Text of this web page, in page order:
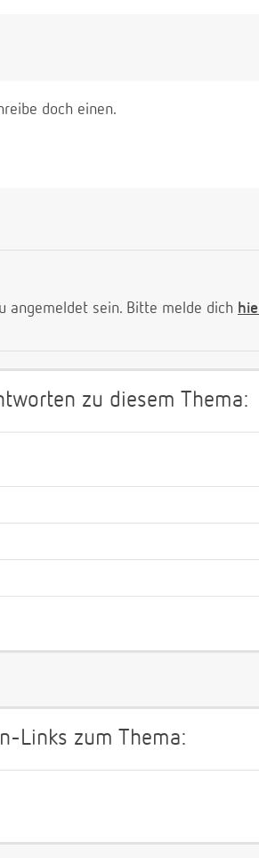
doch einen.
angemeldet sein. Bitte melde dich
zu diesem Thema:
Links zum Thema: